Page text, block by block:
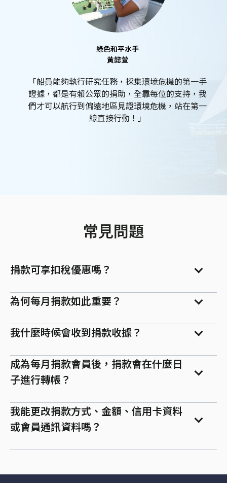
綠色和平水手
黃懿萱
「船員能夠執行研究任務，採集環境危機的第一手
證據，都是有賴公眾的捐助，全靠每位的支持，我
們才可以航行到偏遠地區見證環境危機，站在第一
線直接行動！」
常見問題
捐款可享扣稅優惠嗎？
為何每月捐款如此重要？
我什麼時候會收到捐款收據？
成為每月捐款會員後，捐款會在什麼日
子進行轉帳？
我能更改捐款方式、金額、信用卡資料
或會員通訊資料嗎？